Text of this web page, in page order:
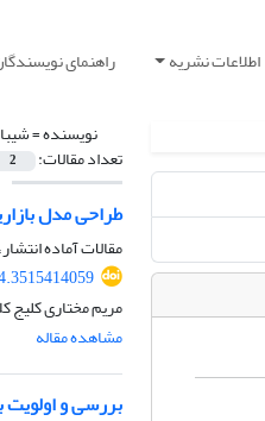
اطلاعات نشریه راهنمای
نویسنده =
تعداد مقالات: 2
طراحی مدل
مقالات آماده
مریم مختاری کلیج
مشاهده مقاله
بررسی و اولویت